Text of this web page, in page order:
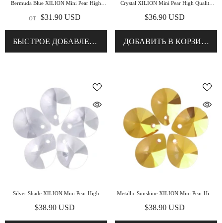
Bermuda Blue XILION Mini Pear High
от $31.90 USD
БЫСТРОЕ ДОБАВЛЕНИЕ
Crystal XILION Mini Pear High Quality
$36.90 USD
ДОБАВИТЬ В КОРЗИНУ
Silver Shade XILION Mini Pear High
$38.90 USD
Metallic Sunshine XILION Mini Pear High
$38.90 USD